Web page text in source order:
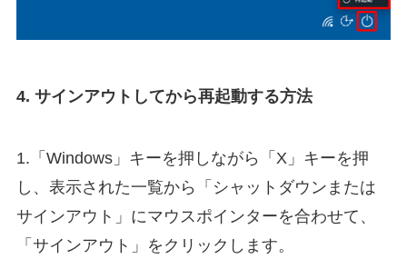
4. サインアウトしてから再起動する方法
1.「Windows」キーを押しながら「X」キーを押
し、表示された一覧から「シャットダウンまたは
サインアウト」にマウスポインターを合わせて、
「サインアウト」をクリックします。